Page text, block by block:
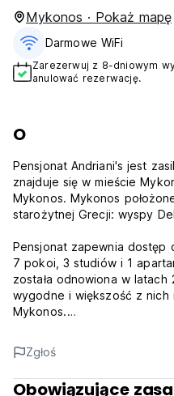
Mykonos · Pokaż mapę
Darmowe WiFi
Zarezerwuj z 8-dniowym
anulować rezerwację.
O
Pensjonat Andriani's jest
znajduje się w mieście
Mykonos. Mykonos
starożytnej Grecji: wyspy
Pensjonat zapewnia dostęp
7 pokoi, 3 studiów i 1
została odnowiona w latach
wygodne i większość z nich
Mykonos.
Wszystkie posiadają
lodówkę, sejf, codzienne
apartamencie znajduje się
widokiem wyposażone są w
Zgłoś
Obowiązujące